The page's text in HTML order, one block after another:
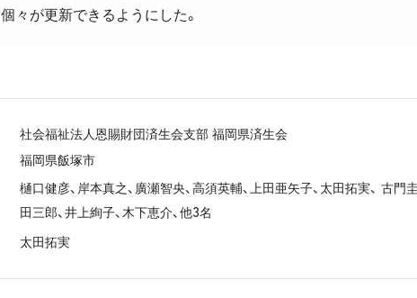
個々が更新できるようにした。
社会福祉法人恩賜財団済生会支部 福岡県済生会
福岡県飯塚市
樋口健彦、岸本真之、廣瀬智央、高須英輔、上田亜矢子、太田拓実、 古門
田三郎、井上絢子、木下恵介、他3名
太田拓実